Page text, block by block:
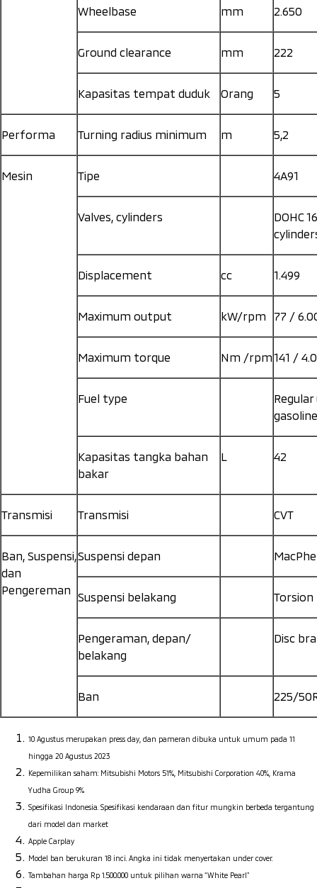
Wheelbase mm 2.650
Ground clearance mm 222
Kapasitas tempat duduk Orang 5
Performa Turning radius minimum m 5,2
Mesin Tipe 4A91
Valves, cylinders
DOHC
Displacement cc 1.499
Maximum output kW/rpm 77 /
Maximum torque Nm /rpm141 /
Fuel type
gasoline
Kapasitas tangka bahan
bakar
L 42
Transmisi Transmisi CVT
Ban, Suspensi,
dan
Pengereman
Suspensi depan
Suspensi belakang Torsion
Pengeraman, depan/
belakang
Disc
Ban 225/
10 Agustus merupakan press day, dan pameran dibuka untuk umum pada 11
hingga 20 Agustus 2023
Kepemilikan saham: Mitsubishi Motors 51%, Mitsubishi Corporation 40%, Krama
Yudha Group 9%
Spesifikasi Indonesia. Spesifikasi kendaraan dan fitur mungkin berbeda tergantung
dari model dan market
Apple Carplay
Model ban berukuran 18 inci. Angka ini tidak menyertakan under cover.
Tambahan harga Rp 1.500.000 untuk pilihan warna “White Pearl”